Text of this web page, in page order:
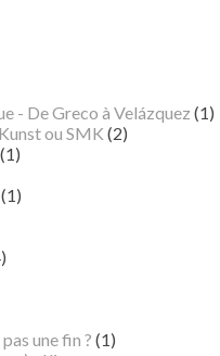
- De Greco à Velázquez (1)
ou SMK (2)
(1)
(1)
une fin ? (1)